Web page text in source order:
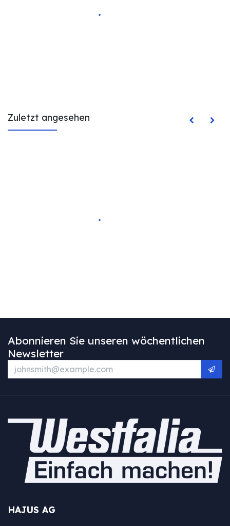
Zuletzt angesehen
Abonnieren Sie unseren wöchentlichen
Newsletter
HAJUS AG